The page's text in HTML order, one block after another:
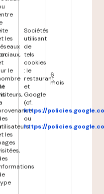
les
le
les
Sociétés
utilisant
de
tels
cookies
: le
restaurant
et
Google
(cf.
https://
ou
https://
6
mois